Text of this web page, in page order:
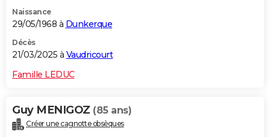
Naissance
29/05/1968 à Dunkerque
Décès
21/03/2025 à Vaudricourt
Famille LEDUC
Guy MENIGOZ (85 ans)
Créer une cagnotte obsèques